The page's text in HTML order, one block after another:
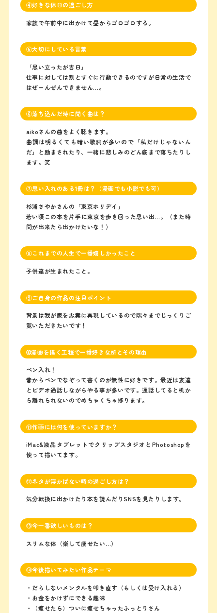
④好きな休日の過ごし方
家族で午前中に出かけて昼からゴロゴロする。
⑤大切にしている言葉
「思い立ったが吉日」
仕事に対しては割とすぐに行動できるのですが日常の生活で
はぜーんぜんできません…。
⑥落ち込んだ時に聞く曲は？
aikoさんの曲をよく聴きます。
曲調は明るくても暗い歌詞が多いので「私だけじゃないん
だ」と励まされたり、一緒に悲しみのどん底まで落ちたりし
ます。笑
⑦思い入れのある1冊は？（漫画でも小説でも可）
杉浦さやかさんの「東京ホリデイ」
若い頃この本を片手に東京を歩き回った思い出…。（また時
間が出来たら出かけたいな！）
⑧これまでの人生で一番嬉しかったこと
子供達が生まれたこと。
⑨ご自身の作品の注目ポイント
背景は我が家を忠実に再現しているので隅々までじっくりご
覧いただきたいです！
➉漫画を描く工程で一番好きな所とその理由
ペン入れ！
昔からペンでなぞって書くのが無性に好きです。最近は友達
とビデオ通話しながらやる事が多いです。通話してると机か
ら離れられないのでめちゃくちゃ捗ります。
⑪作画には何を使っていますか？
iMac&液晶タブレットでクリップスタジオとPhotoshopを
使って描いてます。
⑫ネタが浮かばない時の過ごし方は？
気分転換に出かけたり本を読んだりSNSを見たりします。
⑬今一番欲しいものは？
スリムな体（楽して痩せたい…）
⑭今後描いてみたい作品テーマ
・だらしないメンタルを叩き直す（もしくは受け入れる）
・お金をかけずにできる趣味
・（痩せたら）ついに痩せちゃったふっとりさん